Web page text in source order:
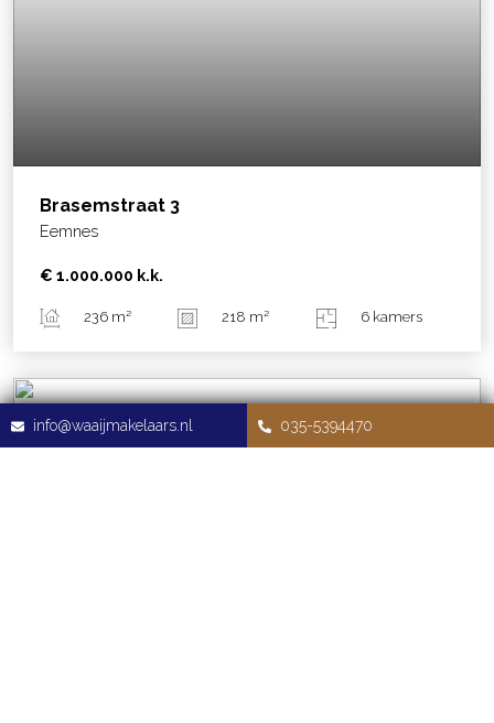
info@waaijmakelaars.nl 035-5394470
Brasemstraat 3
Eemnes
€ 1.000.000 k.k.
236 m² 218 m² 6 kamers